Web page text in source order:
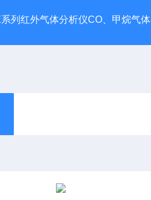
列红外气体分析仪CO、甲烷气